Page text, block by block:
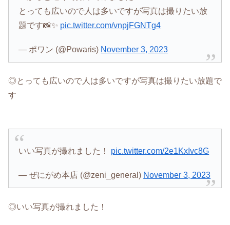
とっても広いので人は多いですが写真は撮りたい放
題です📸✨ pic.twitter.com/vnpjFGNTg4
— ポワン (@Powaris) November 3, 2023
◎とっても広いので人は多いですが写真は撮りたい放題で
す
いい写真が撮れました！ pic.twitter.com/2e1KxIvc8G
— ぜにがめ本店 (@zeni_general) November 3, 2023
◎いい写真が撮れました！